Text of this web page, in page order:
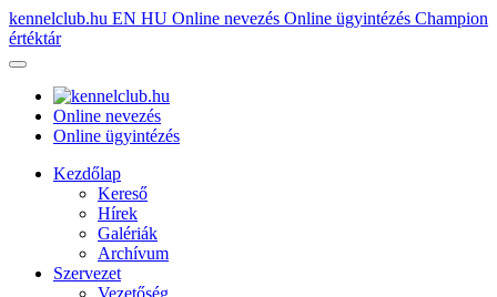
kennelclub.hu EN HU Online nevezés Online ügyintézés Champion
értéktár
Online nevezés
Online ügyintézés
Kezdőlap
Kereső
Hírek
Galériák
Archívum
Szervezet
Vezetőség